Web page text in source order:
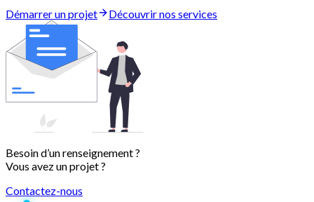
Démarrer un projet Découvrir nos services
Besoin d’un renseignement ?
Vous avez un projet ?
Contactez-nous